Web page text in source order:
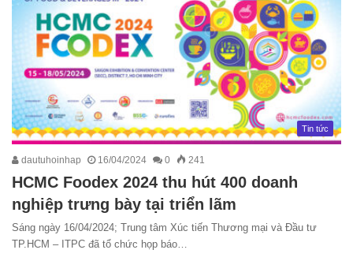
Tin tức
dautuhoinhap 16/04/2024 0 241
HCMC Foodex 2024 thu hút 400 doanh
nghiệp trưng bày tại triển lãm
Sáng ngày 16/04/2024; Trung tâm Xúc tiến Thương mại và Đầu tư
TP.HCM – ITPC đã tổ chức họp báo…